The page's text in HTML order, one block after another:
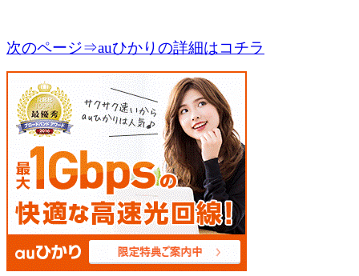
次のページ⇒auひかりの詳細はコチラ